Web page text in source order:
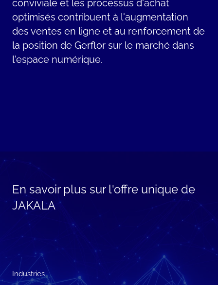
conviviale et les processus d'achat
optimisés contribuent à l'augmentation
des ventesen ligne et au renforcement de
la position deGerflor sur le marché dans
l'espace numérique.
En savoir plus sur l'offre unique de
JAKALA
Industries